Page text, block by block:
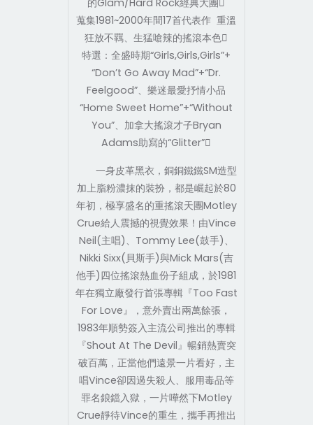
的Glam/Hard Rock經典大團
蒐集1981~2000年間17首代表作 重溫
狂放不羈、生猛嗆辣的搖滾本色
特選：全盛時期“Girls,Girls,Girls”+
“Don’t Go Away Mad”+“Dr.
Feelgood”、樂迷最愛抒情小品
“Home Sweet Home”+“Without
You”、加拿大搖滾才子Bryan
Adams助寫的“Glitter”
一身皮革黑衣，銅銅鐵鐵SM造型
加上脂粉濃抹的裝扮，都是崛起於80
年初，極享盛名的重搖滾天團Motley
Crue給人震撼的視覺效果！由Vince
Neil(主唱)、Tommy Lee(鼓手)、
Nikki Sixx(貝斯手)與Mick Mars(吉
他手)四位搖滾熱血份子組成，於1981
年在獨立廠發行首張專輯『Too Fast
For Love』，意外賣出兩萬餘張，
1983年順勢簽入主流公司推出的專輯
『Shout At The Devil』暢銷熱賣突
破百萬，正當他們遠景一片看好，主
唱Vince卻因過失殺人、服用毒品等
罪名鋃鐺入獄，一片嘩然下Motley
Crue靜待Vince的重生，攜手再推出